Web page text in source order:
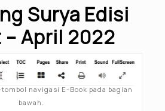
Surya Edisi
– April 2022
navigasi E-Book pada bagian
bawah.